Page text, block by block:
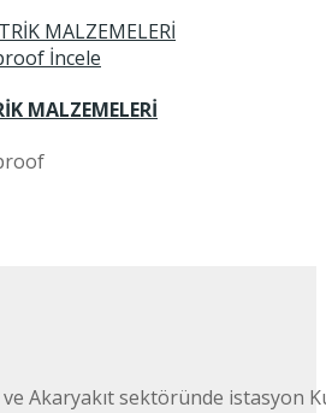
MALZEMELERİ
ve Akaryakıt sektöründe istasyon